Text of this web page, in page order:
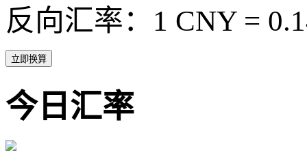
反向汇率：1 CNY =
立即换算
今日汇率